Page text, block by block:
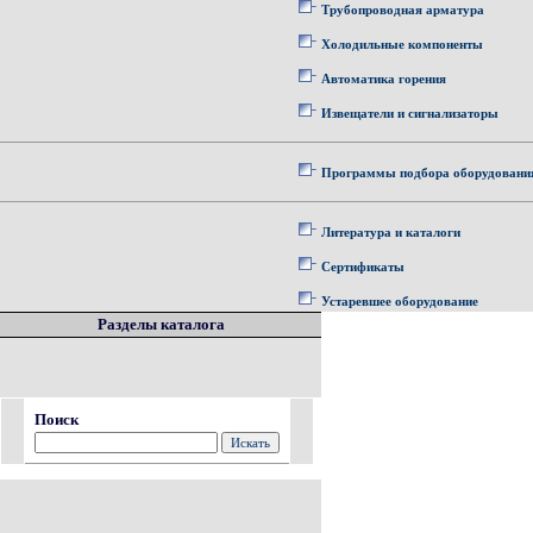
Трубопроводная арматура
Холодильные компоненты
Автоматика горения
Извещатели и сигнализаторы
Программы подбора
Литература и каталоги
Сертификаты
Устаревшее оборудование
Разделы каталога
Поиск